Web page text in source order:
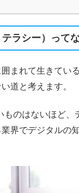
ラシー）って
まれて生きてい
道と考えます。
のはないほど
界でデジタルの